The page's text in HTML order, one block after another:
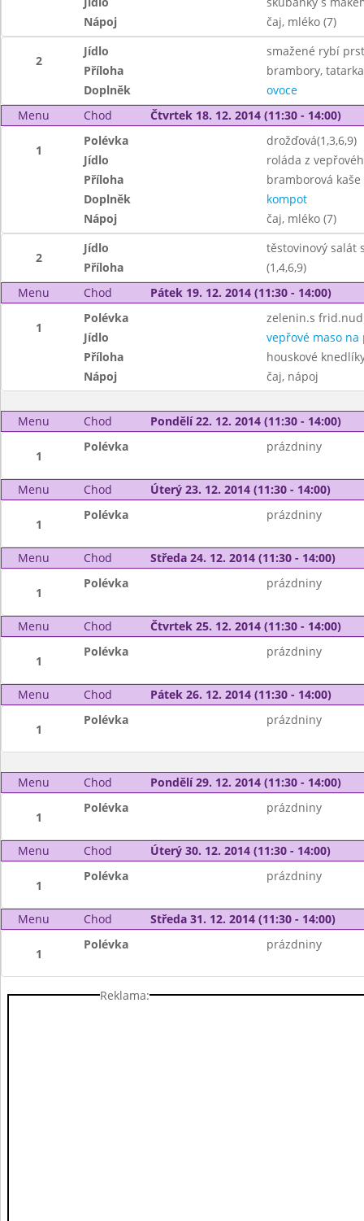
Nápoj
čaj, mléko (7)
2
Jídlo
smažené rybí
Příloha
brambory, tatarka
Doplněk
ovoce
Menu
Chod Čtvrtek 18. 12. 2014 (11:30 - 14:00)
1
Polévka
drožďová(1,3,6,9)
Jídlo
roláda z
Příloha
bramborová kaše
Doplněk
kompot
Nápoj
čaj, mléko (7)
2
Jídlo
těstovinový salát
Příloha
(1,4,6,9)
Menu
Chod Pátek 19. 12. 2014 (11:30 - 14:00)
1
Polévka
zelenin.s
Jídlo
vepřové maso na
Příloha
houskové
Nápoj
čaj, nápoj
Menu Chod Pondělí 22. 12. 2014 (11:30 - 14:00)
1
Polévka prázdniny
Menu Chod Úterý 23. 12. 2014 (11:30 - 14:00)
1
Polévka prázdniny
Menu Chod Středa 24. 12. 2014 (11:30 - 14:00)
1
Polévka prázdniny
Menu Chod Čtvrtek 25. 12. 2014 (11:30 - 14:00)
1
Polévka prázdniny
Menu Chod Pátek 26. 12. 2014 (11:30 - 14:00)
1
Polévka prázdniny
Menu Chod Pondělí 29. 12. 2014 (11:30 - 14:00)
1
Polévka prázdniny
Menu Chod Úterý 30. 12. 2014 (11:30 - 14:00)
1
Polévka prázdniny
Menu Chod Středa 31. 12. 2014 (11:30 - 14:00)
1
Polévka prázdniny
Reklama: